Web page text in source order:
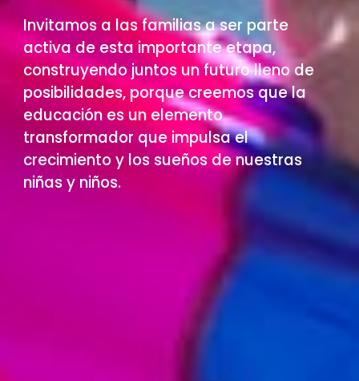
Invitamos a las familias a ser parte
activa de esta importante etapa,
construyendo juntos un futuro lleno de
posibilidades, porque creemos que la
educación es un elemento
transformador que impulsa el
crecimiento y los sueños de nuestras
niñas y niños.